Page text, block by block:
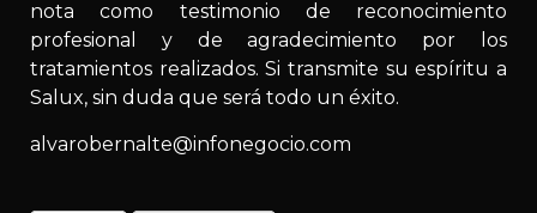
nota como testimonio de reconocimiento
profesional y de agradecimiento por los
tratamientos realizados. Si transmite su espíritu a
Salux, sin duda que será todo un éxito.
alvarobernalte@infonegocio.com